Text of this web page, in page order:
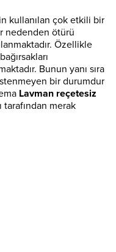
kullanılan çok etkili bir
nedenden ötürü
Özellikle
Bunun yanı sıra
bir durumdur
Lavman reçetesiz
tarafından merak